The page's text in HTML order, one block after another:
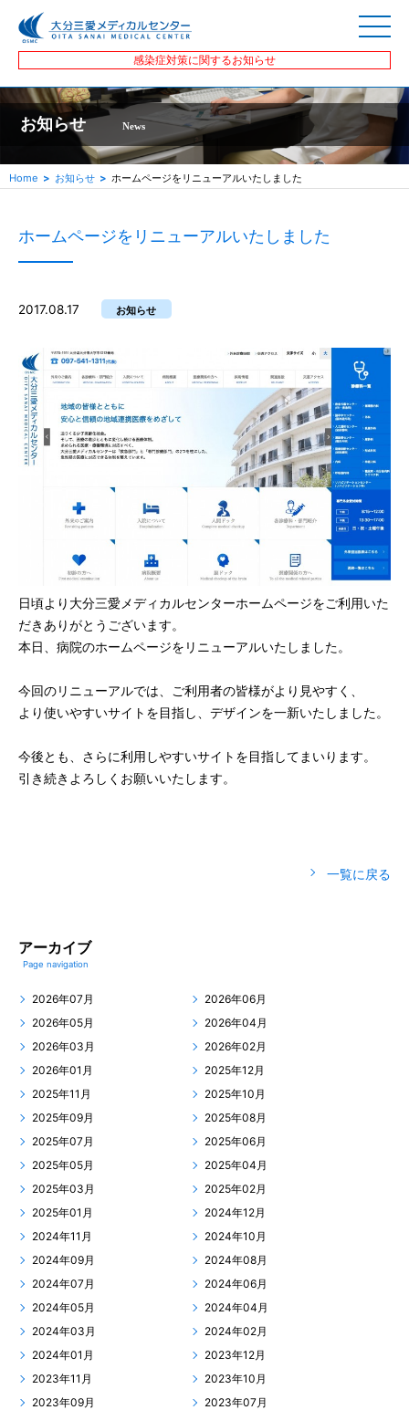
感染症対策に関するお知らせ
お知らせ News
Home お知らせ ホームページをリニューアルいたしました
ホームページをリニューアルいたしました
2017.08.17 お知らせ
日頃より大分三愛メディカルセンターホームページをご利用いた
だきありがとうございます。
本日、病院のホームページをリニューアルいたしました。
今回のリニューアルでは、ご利用者の皆様がより見やすく、
より使いやすいサイトを目指し、デザインを一新いたしました。
今後とも、さらに利用しやすいサイトを目指してまいります。
引き続きよろしくお願いいたします。
一覧に戻る
アーカイブ
Page navigation
2026年07月
2026年06月
2026年05月
2026年04月
2026年03月
2026年02月
2026年01月
2025年12月
2025年11月
2025年10月
2025年09月
2025年08月
2025年07月
2025年06月
2025年05月
2025年04月
2025年03月
2025年02月
2025年01月
2024年12月
2024年11月
2024年10月
2024年09月
2024年08月
2024年07月
2024年06月
2024年05月
2024年04月
2024年03月
2024年02月
2024年01月
2023年12月
2023年11月
2023年10月
2023年09月
2023年07月